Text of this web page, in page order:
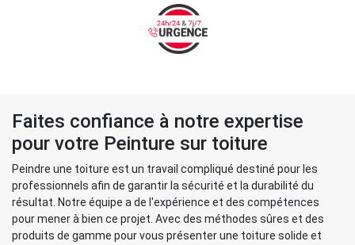
Faites confiance à notre expertise
pour votre Peinture sur toiture
Peindre une toiture est un travail compliqué destiné pour les
professionnels afin de garantir la sécurité et la durabilité du
résultat. Notre équipe a de l'expérience et des compétences
pour mener à bien ce projet. Avec des méthodes sûres et des
produits de gamme pour vous présenter une toiture solide et